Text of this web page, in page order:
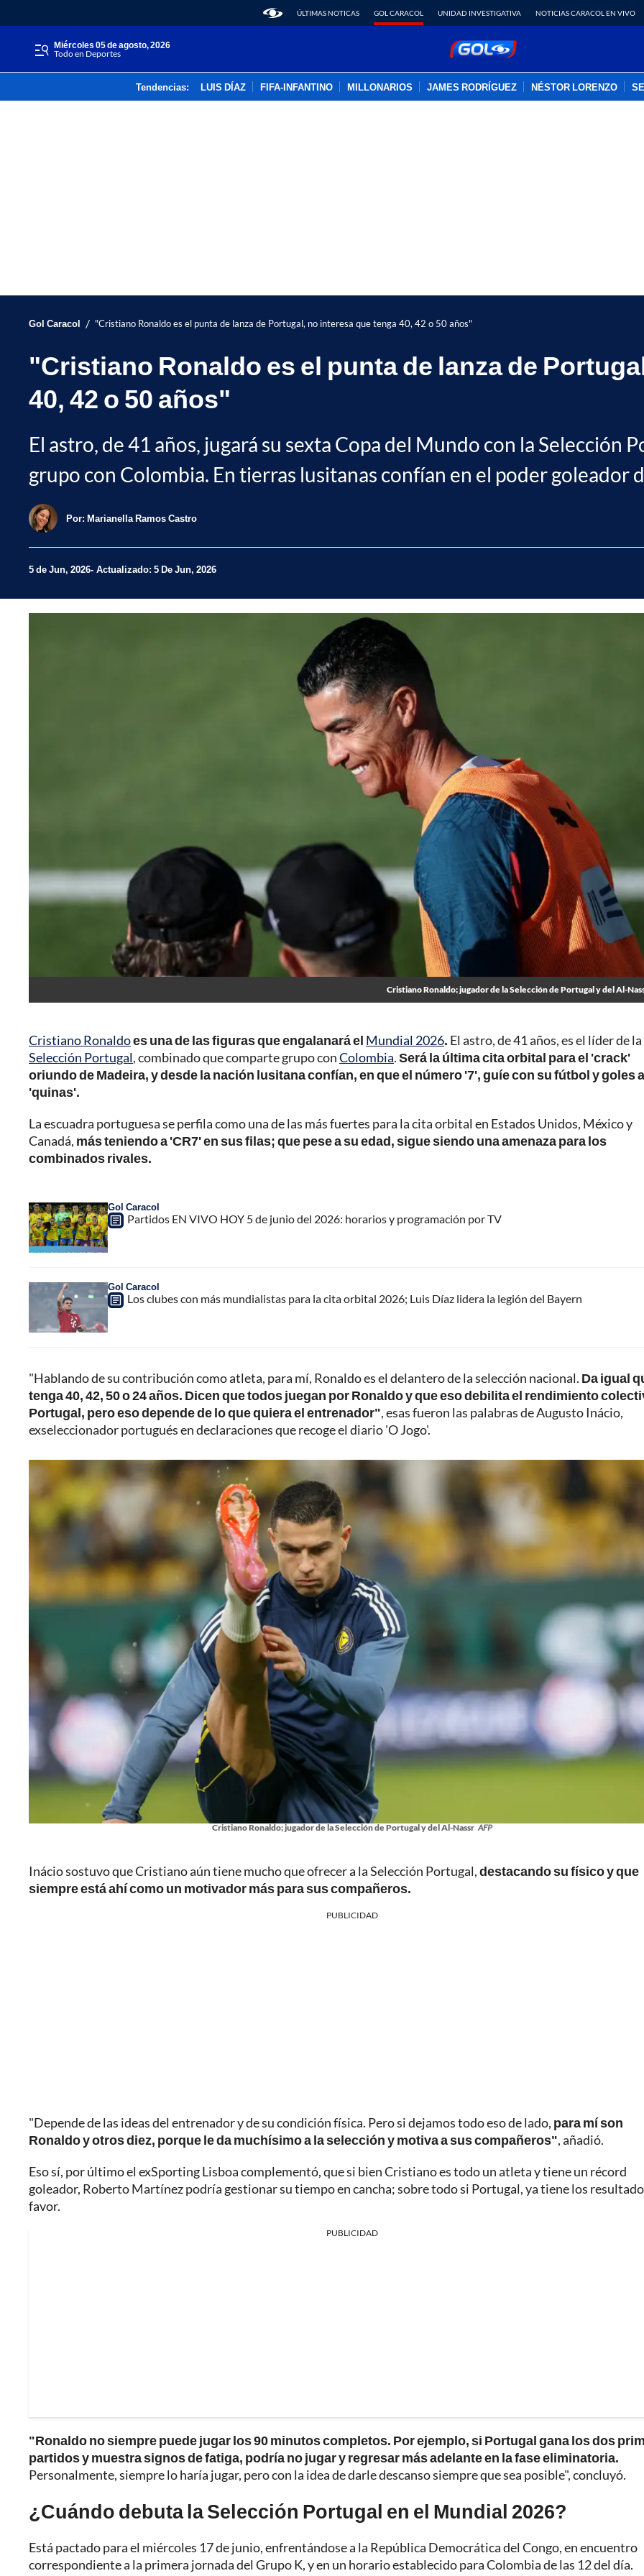
ÚLTIMAS NOTICAS GOL CARACOL UNIDAD INVESTIGATIVA NOTICIAS CARACOL EN VIVO
miércoles 05 de agosto, 2026
Todo en Deportes
Tendencias: LUIS DÍAZ FIFA-INFANTINO MILLONARIOS JAMES RODRÍGUEZ NÉSTOR LORENZO
Gol Caracol / "Cristiano Ronaldo es el punta de lanza de Portugal, no interesa que tenga 40, 42 o 50 años"
"Cristiano Ronaldo es el punta de lanza de
40, 42 o 50 años"
El astro, de 41 años, jugará su sexta Copa del Mundo con la Selección
grupo con Colombia. En tierras lusitanas confían en el poder goleador
Por: Marianella Ramos Castro
5 de Jun, 2026 Actualizado: 5 De Jun, 2026
Cristiano Ronaldo; jugador de la Selección de Portugal y del Al-
Cristiano Ronaldoes una de las figuras que engalanará el Mundial 2026. El astro, de 41 años, es el líder de la
Selección Portugal, combinado que comparte grupo conColombia.Será la última cita orbital para el 'crack'
oriundo de Madeira, y desde la nación lusitana confían, en que el número '7', guíe con su fútbol y goles
'quinas'.
La escuadra portuguesa se perfila como una de las más fuertes para la cita orbital en Estados Unidos, México y
Canadá, más teniendo a 'CR7' en sus filas; que pese a su edad, sigue siendo una amenaza para los
combinados rivales.
Gol Caracol
Partidos EN VIVO HOY 5 de junio del 2026: horarios y programación por TV
Gol Caracol
Los clubes con más mundialistas para la cita orbital 2026; Luis Díaz lidera la legión del Bayern
"Hablando de su contribución como atleta, para mí, Ronaldo es el delantero de la selección nacional. Da igual
tenga 40, 42, 50 o 24 años. Dicen que todos juegan por Ronaldo y que eso debilita el rendimiento
Portugal, pero eso depende de lo que quiera el entrenador", esas fueron las palabras de Augusto Inácio,
exseleccionador portugués en declaraciones que recoge el diario 'O Jogo'.
Cristiano Ronaldo; jugador de la Selección de Portugal y del Al-Nassr AFP
Inácio sostuvo que Cristiano aún tiene mucho que ofrecer a la Selección Portugal,destacando su físico y que
siempre está ahí como un motivador más para sus compañeros.
PUBLICIDAD
"Depende de las ideas del entrenador y de su condición física. Pero si dejamos todo eso de lado, para mí son
Ronaldo y otros diez, porque le da muchísimo a la selección y motiva a sus compañeros", añadió.
Eso sí, por último el exSporting Lisboa complementó, que si bien Cristiano es todo un atleta y tiene un récord
goleador, Roberto Martínez podría gestionar su tiempo en cancha; sobre todo si Portugal, ya tiene los
favor.
PUBLICIDAD
"Ronaldo no siempre puede jugar los 90 minutos completos. Por ejemplo, si Portugal gana los dos
partidos y muestra signos de fatiga, podría no jugar y regresar más adelante en la fase eliminatoria.
Personalmente, siempre lo haría jugar, pero con la idea de darle descanso siempre que sea posible", concluyó.
¿Cuándo debuta la Selección Portugal en el Mundial 2026?
Está pactado para el miércoles 17 de junio, enfrentándose a la República Democrática del Congo, en encuentro
correspondiente a la primera jornada del Grupo K, y en un horario establecido para Colombia de las 12 del día.